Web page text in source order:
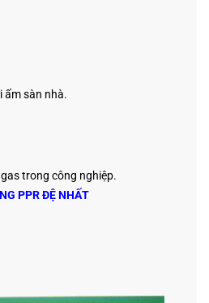
ấm sàn nhà.
trong công nghiệp.
PPR ĐỆ NHẤT